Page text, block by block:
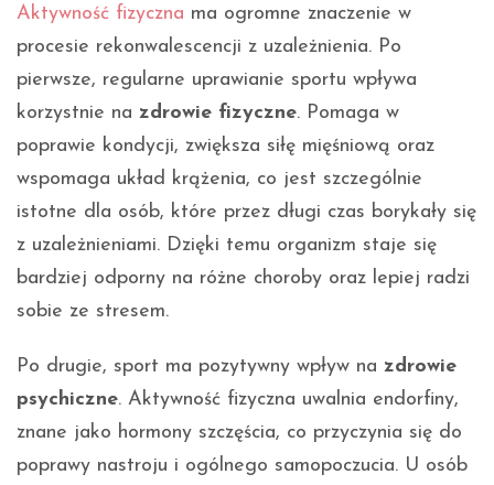
Aktywność fizyczna ma ogromne znaczenie w
procesie rekonwalescencji z uzależnienia. Po
pierwsze, regularne uprawianie sportu wpływa
korzystnie na zdrowie fizyczne. Pomaga w
poprawie kondycji, zwiększa siłę mięśniową oraz
wspomaga układ krążenia, co jest szczególnie
istotne dla osób, które przez długi czas borykały się
z uzależnieniami. Dzięki temu organizm staje się
bardziej odporny na różne choroby oraz lepiej radzi
sobie ze stresem.
Po drugie, sport ma pozytywny wpływ na zdrowie
psychiczne. Aktywność fizyczna uwalnia endorfiny,
znane jako hormony szczęścia, co przyczynia się do
poprawy nastroju i ogólnego samopoczucia. U osób